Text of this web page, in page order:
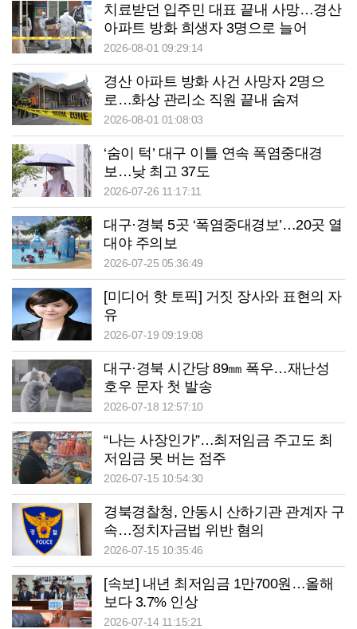
치료받던 입주민 대표 끝내 사망…경산
아파트 방화 희생자 3명으로 늘어
2026-08-01 09:29:14
경산 아파트 방화 사건 사망자 2명으
로…화상 관리소 직원 끝내 숨져
2026-08-01 01:08:03
‘숨이 턱’ 대구 이틀 연속 폭염중대경
보…낮 최고 37도
2026-07-26 11:17:11
대구·경북 5곳 ‘폭염중대경보’…20곳 열
대야 주의보
2026-07-25 05:36:49
[미디어 핫 토픽] 거짓 장사와 표현의 자
유
2026-07-19 09:19:08
대구·경북 시간당 89㎜ 폭우…재난성
호우 문자 첫 발송
2026-07-18 12:57:10
“나는 사장인가”…최저임금 주고도 최
저임금 못 버는 점주
2026-07-15 10:54:30
경북경찰청, 안동시 산하기관 관계자 구
속…정치자금법 위반 혐의
2026-07-15 10:35:46
[속보] 내년 최저임금 1만700원…올해
보다 3.7% 인상
2026-07-14 11:15:21